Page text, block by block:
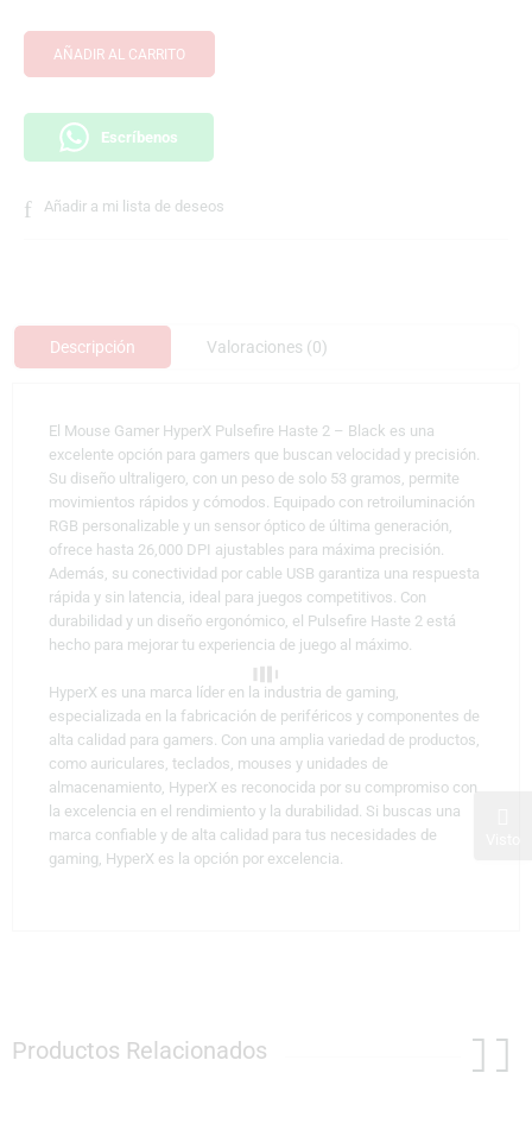
AÑADIR AL CARRITO
Escríbenos
Añadir a mi lista de deseos
Descripción Valoraciones (0)
El Mouse Gamer HyperX Pulsefire Haste 2 – Black es una
excelente opción para gamers que buscan velocidad y precisión.
Su diseño ultraligero, con un peso de solo 53 gramos, permite
movimientos rápidos y cómodos. Equipado con retroiluminación
RGB personalizable y un sensor óptico de última generación,
ofrece hasta 26,000 DPI ajustables para máxima precisión.
Además, su conectividad por cable USB garantiza una respuesta
rápida y sin latencia, ideal para juegos competitivos. Con
durabilidad y un diseño ergonómico, el Pulsefire Haste 2 está
hecho para mejorar tu experiencia de juego al máximo.
HyperX es una marca líder en la industria de gaming,
especializada en la fabricación de periféricos y componentes de
alta calidad para gamers. Con una amplia variedad de productos,
como auriculares, teclados, mouses y unidades de
almacenamiento, HyperX es reconocida por su compromiso con
la excelencia en el rendimiento y la durabilidad. Si buscas una
marca confiable y de alta calidad para tus necesidades de
gaming, HyperX es la opción por excelencia.
Productos Relacionados